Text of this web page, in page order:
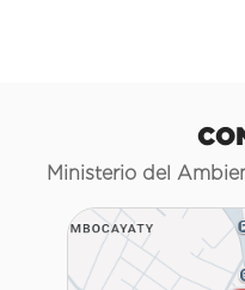
Ministerio del